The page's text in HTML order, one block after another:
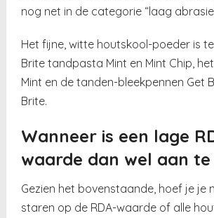
nog net in de categorie “laag
Het fijne, witte houtskool-poeder is te
Brite tandpasta Mint en Mint Chip,
Mint en de tanden-bleekpennen Get
Brite.
Wanneer is een lage
waarde dan wel aan
Gezien het bovenstaande, hoef je je
staren op de RDA-waarde of alle